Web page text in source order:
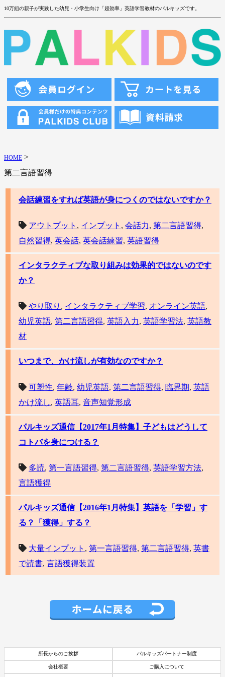
10万組の親子が実践した幼児・小学生向け「超効率」英語学習教材のパルキッズです。
HOME >
第二言語習得
会話練習をすれば英語が身につくのではないですか？
アウトプット , インプット , 会話力, 第二言語習得,
自然習得, 英会話, 英会話練習, 英語習得
インタラクティブな取り組みは効果的ではないのです
か？
やり取り , インタラクティブ学習, オンライン英語,
幼児英語, 第二言語習得, 英語入力, 英語学習法, 英語教
材
いつまで、かけ流しが有効なのですか？
可塑性, 年齢, 幼児英語, 第二言語習得, 臨界期, 英語
かけ流し, 英語耳, 音声知覚形成
パルキッズ通信【2017年1月特集】子どもはどうして
コトバを身につける？
多読, 第一言語習得, 第二言語習得, 英語学習方法,
言語獲得
パルキッズ通信【2016年1月特集】英語を「学習」す
る？「獲得」する？
大量インプット , 第一言語習得, 第二言語習得, 英書
で読書, 言語獲得装置
所長からのご挨拶 パルキッズパートナー制度
会社概要 ご購入について